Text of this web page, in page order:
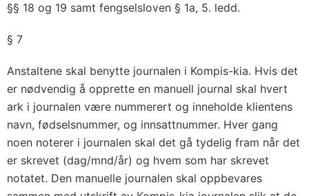
§§ 18 og 19 samt fengselsloven § 1a, 5. ledd.
§ 7
Anstaltene skal benytte journalen i Kompis-kia. Hvis det
er nødvendig å opprette en manuell journal skal hvert
ark i journalen være nummerert og inneholde klientens
navn, fødselsnummer, og innsattnummer. Hver gang
noen noterer i journalen skal det gå tydelig fram når det
er skrevet (dag/mnd/år) og hvem som har skrevet
notatet. Den manuelle journalen skal oppbevares